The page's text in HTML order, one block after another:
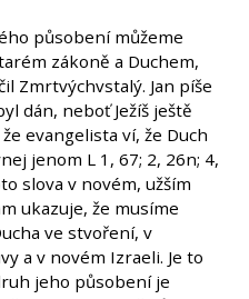
působení můžeme
zákoně a Duchem,
Zmrtvýchvstalý. Jan píše
dán, neboť Ježíš ještě
evangelista ví, že Duch
jenom L 1, 67; 2, 26n; 4,
slova v novém, užším
ukazuje, že musíme
ve stvoření, v
a v novém Izraeli. Je to
jeho působení je